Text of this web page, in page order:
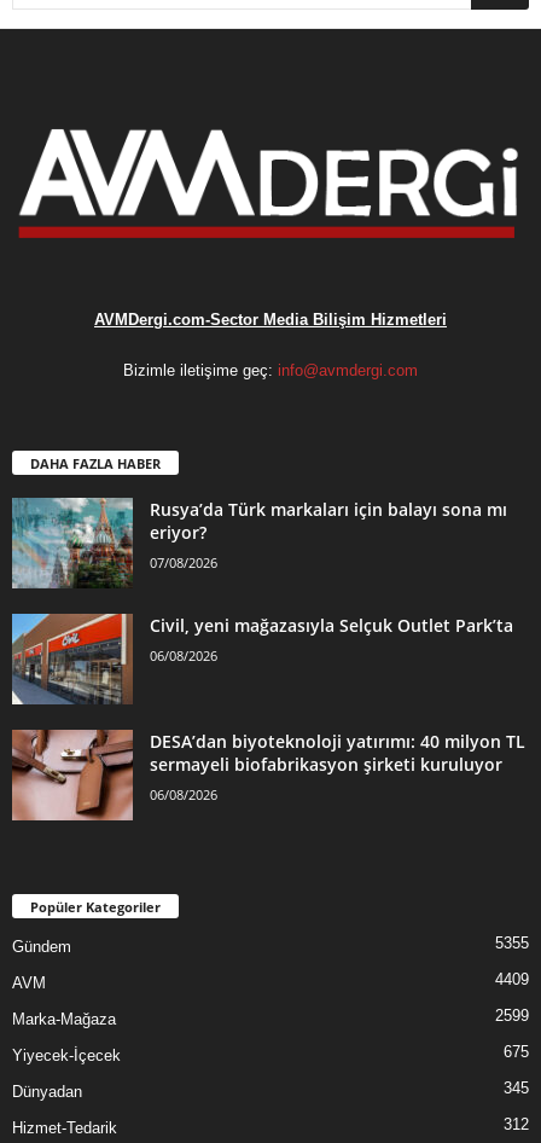
AVMDergi.com-Sector Media Bilişim Hizmetleri
Bizimle iletişime geç: info@avmdergi.com
DAHA FAZLA HABER
Rusya’da Türk markaları için balayı sona mı
eriyor?
07/08/2026
Civil, yeni mağazasıyla Selçuk Outlet Park’ta
06/08/2026
DESA’dan biyoteknoloji yatırımı: 40 milyon TL
sermayeli biofabrikasyon şirketi kuruluyor
06/08/2026
Popüler Kategoriler
Gündem 5355
AVM 4409
Marka-Mağaza 2599
Yiyecek-İçecek 675
Dünyadan 345
Hizmet-Tedarik 312